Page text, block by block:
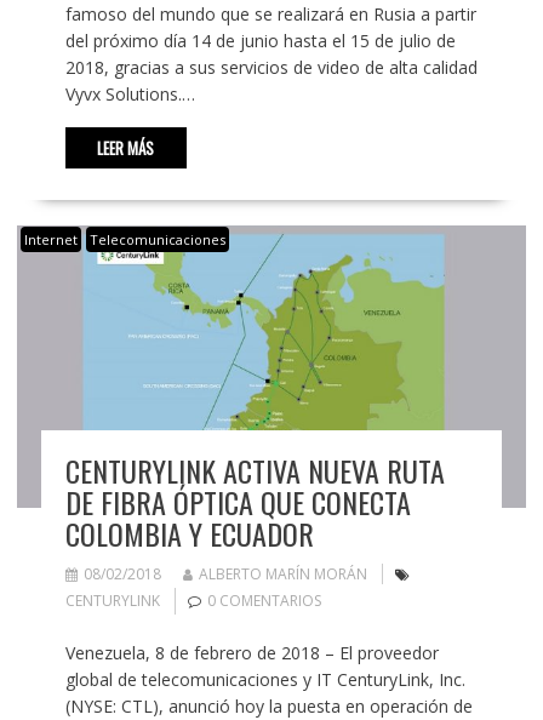
famoso del mundo que se realizará en Rusia a partir
del próximo día 14 de junio hasta el 15 de julio de
2018, gracias a sus servicios de video de alta calidad
Vyvx Solutions.…
LEER MÁS
Internet Telecomunicaciones
CENTURYLINK ACTIVA NUEVA RUTA
DE FIBRA ÓPTICA QUE CONECTA
COLOMBIA Y ECUADOR
08/02/2018
ALBERTO MARÍN MORÁN
CENTURYLINK
0 COMENTARIOS
Venezuela, 8 de febrero de 2018 – El proveedor
global de telecomunicaciones y IT CenturyLink, Inc.
(NYSE: CTL), anunció hoy la puesta en operación de